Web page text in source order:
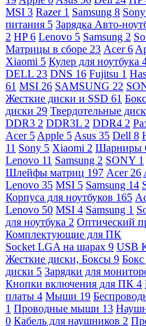
MSI 3 Razer 1 Samsung 8 Sony
питания 5 Зарядка Авто-
2 HP6 Lenovo 5 Samsung 2
Матрицы в сборе 23 Acer6
Xiaomi 5 Кулер для ноутбука
DELL 23 DNS 16 Fujitsu 1
61 MSI 26 SAMSUNG 22
Жесткие диски и SSD 61
диски 29 Твердотельные
DDR3 2 DDR3L 2 DDR4 2
Acer 5 Apple 5 Asus 35 Dell 8
11 Sony 5 Xiaomi 2 Шарниры
Lenovo 11 Samsung 2 SONY 1
Шлейфы матриц 197 Acer 26
Lenovo 35 MSI 5 Samsung 14
Корпуса для ноутбуков 165
Lenovo 50 MSI 4 Samsung 1
для ноутбука 2 Оптический
Комплектующие для ПК
Socket LGA на шарах 9 USB
Жесткие диски, Боксы 9 Бокс
диски 5 Зарядки для
Кнопки включения для ПК 4
платы 4 Мыши 19
1 Проводные мыши 13
0 Кабель для наушников 2